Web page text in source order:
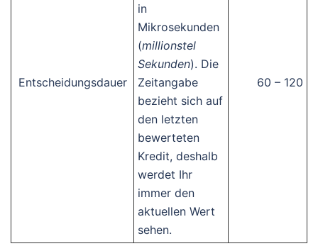
Entscheidungsdauer
in
Mikrosekunden
(millionstel
Sekunden). Die
Zeitangabe
bezieht sich auf
den letzten
bewerteten
Kredit, deshalb
werdet Ihr
immer den
aktuellen Wert
sehen.
60 – 120